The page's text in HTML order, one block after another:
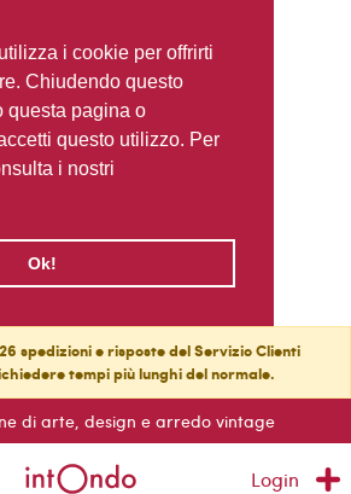
i cookie per offrirti
Chiudendo questo
questa pagina o
questo utilizzo. Per
i nostri
Ok!
spedizioni e risposte del Servizio Clienti
tempi più lunghi del normale.
di arte, design e arredo vintage
Login